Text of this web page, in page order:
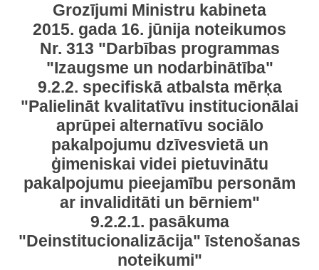
Grozījumi Ministru kabineta
2015. gada 16. jūnija noteikumos
Nr. 313 "Darbības programmas
"Izaugsme un nodarbinātība"
9.2.2. specifiskā atbalsta mērķa
"Palielināt kvalitatīvu institucionālai
aprūpei alternatīvu sociālo
pakalpojumu dzīvesvietā un
ģimeniskai videi pietuvinātu
pakalpojumu pieejamību personām
ar invaliditāti un bērniem"
9.2.2.1. pasākuma
"Deinstitucionalizācija" īstenošanas
noteikumi"